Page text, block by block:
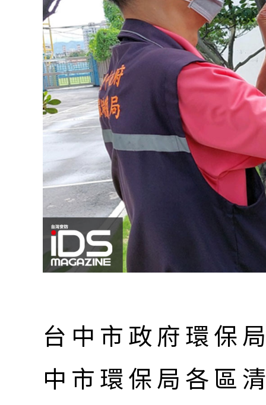
台中市政府環保
中市環保局各區